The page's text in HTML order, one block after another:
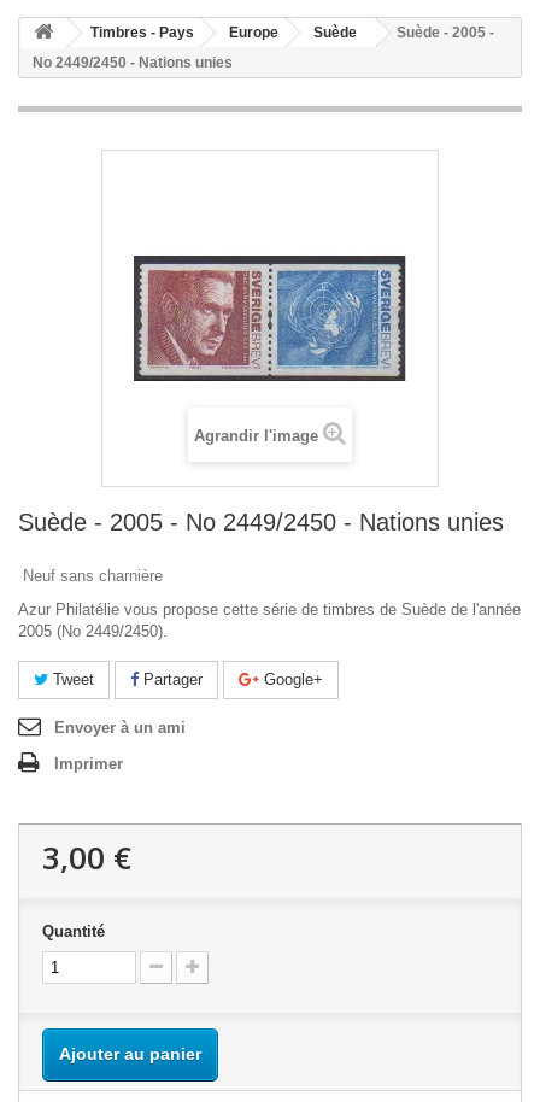
Timbres - Pays Europe Suède
Suède - 2005 -
No 2449/2450 - Nations unies
Agrandir l'image
Suède - 2005 - No 2449/2450 - Nations unies
Neuf sans charnière
Azur Philatélie vous propose cette série de timbres de Suède de l'année
2005 (No 2449/2450).
Tweet Partager Google+
Envoyer à un ami
Imprimer
3,00 €
Quantité
Ajouter au panier